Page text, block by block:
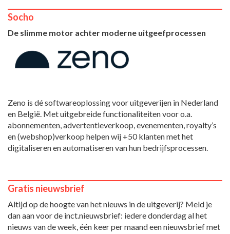
Socho
De slimme motor achter moderne uitgeefprocessen
Zeno is dé softwareoplossing voor uitgeverijen in Nederland
en België. Met uitgebreide functionaliteiten voor o.a.
abonnementen, advertentieverkoop, evenementen, royalty’s
en (webshop)verkoop helpen wij +50 klanten met het
digitaliseren en automatiseren van hun bedrijfsprocessen.
Gratis nieuwsbrief
Altijd op de hoogte van het nieuws in de uitgeverij? Meld je
dan aan voor de inct.nieuwsbrief: iedere donderdag al het
nieuws van de week, één keer per maand een nieuwsbrief met